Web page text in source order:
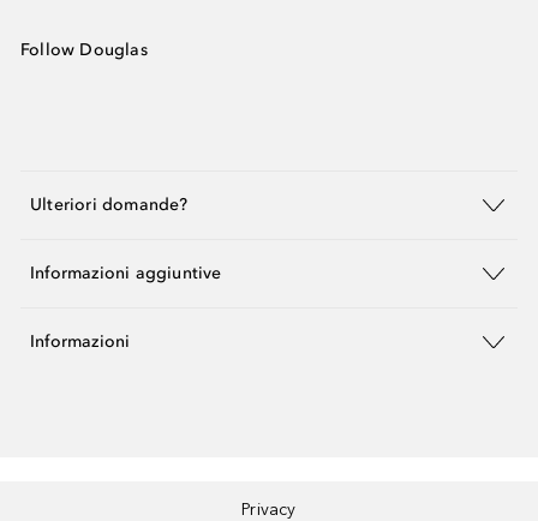
Follow Douglas
Ulteriori domande?
Informazioni aggiuntive
Informazioni
Privacy